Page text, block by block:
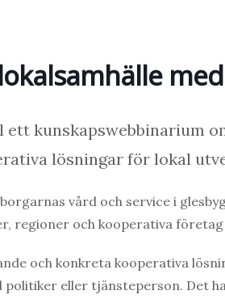
ett kunskapswebbinarium
lösningar för lokal
vård och service i
regioner och kooperativa
och konkreta kooperativa
politiker eller tjänsteperson. Det